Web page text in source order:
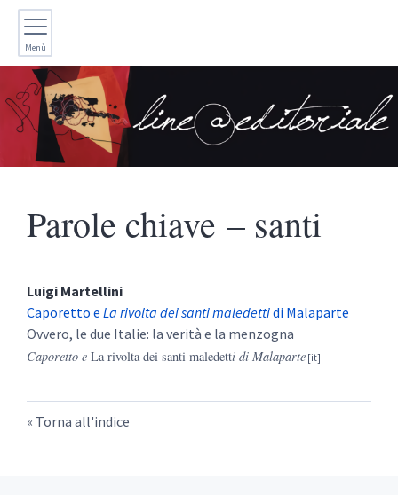
Menù
Parole chiave – santi
Luigi Martellini
Caporetto e La rivolta dei santi maledettidi Malaparte
Ovvero, le due Italie: la verità e la menzogna
Caporetto e La rivolta dei santi maledetti di Malaparte
Torna all'indice